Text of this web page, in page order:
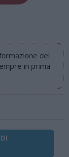
del
in prima